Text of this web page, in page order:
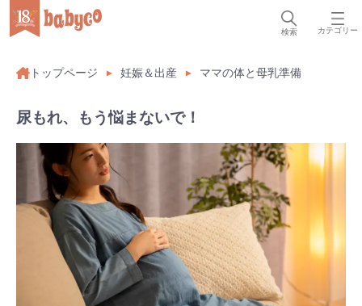
検索 カテゴリー
トップページ 妊娠＆出産 ママの体と母乳準備
尿もれ、もう悩まないで！